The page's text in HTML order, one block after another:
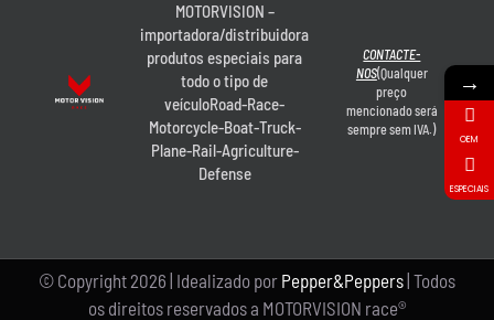
MOTORVISION –
importadora/distribuidora
produtos especiais para
todo o tipo de
veículoRoad-Race-
Motorcycle-Boat-Truck-
Plane-Rail-Agriculture-
Defense
CONTACTE-
NOS(Qualquer
preço
mencionado será
sempre sem IVA.)
© Copyright 2026 | Idealizado por Pepper&Peppers | Todos
os direitos reservados a MOTORVISION race®
→
OEM
ESPECIAIS